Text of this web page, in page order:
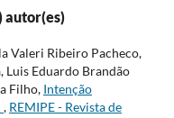
autor(es)
Valeri Ribeiro Pacheco,
Eduardo Brandão
Filho, Intenção
, REMIPE - Revista de